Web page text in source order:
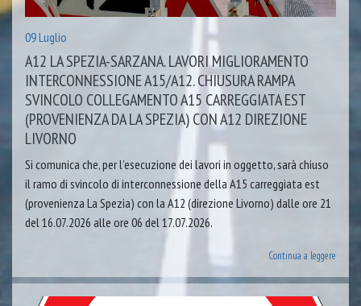
09 Luglio
A12 LA SPEZIA-SARZANA. LAVORI MIGLIORAMENTO
INTERCONNESSIONE A15/A12. CHIUSURA RAMPA
SVINCOLO COLLEGAMENTO A15 CARREGGIATA EST
(PROVENIENZA DA LA SPEZIA) CON A12 DIREZIONE
LIVORNO
Si comunica che, per l’esecuzione dei lavori in oggetto, sarà chiuso
il ramo di svincolo di interconnessione della A15 carreggiata est
(provenienza La Spezia) con la A12 (direzione Livorno) dalle ore 21
del 16.07.2026 alle ore 06 del 17.07.2026.
Continua a leggere